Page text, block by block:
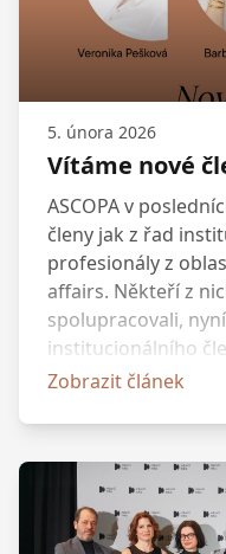
5. února 2026
Vítáme nové
ASCOPA v
členy jak z řad
profesionály z
affairs. Někteří z
spolupracovali,
institucionálního
kolegy nebo se k
komunitu a otevírá
spolupráci i
Děkujeme za
projevili.
Zobrazit článek